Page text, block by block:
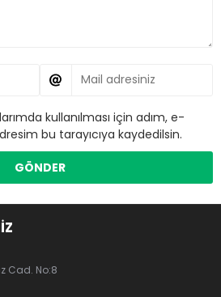
kullanılması için adım, e-
bu tarayıcıya kaydedilsin.
Cad. No:8